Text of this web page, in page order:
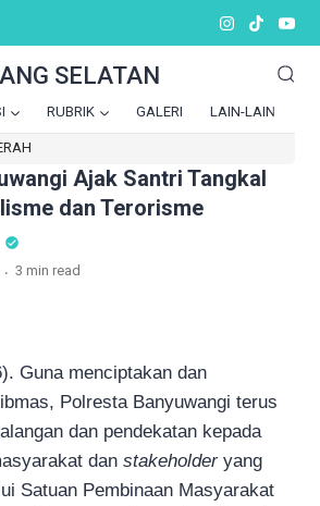
SELATAN
RUBRIK GALERI LAIN-LAIN
Ajak Santri Tangkal
dan Terorisme
. 3 min read
Guna menciptakan dan
Polresta Banyuwangi terus
dan pendekatan kepada
dan stakeholderyang
Satuan Pembinaan Masyarakat